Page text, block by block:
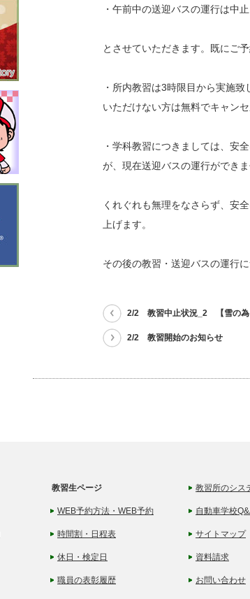
・午前中の送迎バスの運行は中止
とさせていただきます。既にご
・所内教習は3時限目から実施
いただけない方は無料でキャンセ
・学科教習につきましては、安
が、現在送迎バスの運行ができま
くれぐれも無理をなさらず、安
上げます。
その後の教習・送迎バスの運行
2/2 教習中止状況_2 【雪の為
2/2 教習開始のお知らせ
教習生ページ
WEB予約方法・WEB予約
時間割・日程表
休日・検定日
職員の表彰履歴
教習所のシス
自動車学校
サイトマップ
資料請求
お問い合わせ